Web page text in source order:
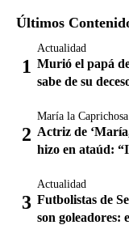
Últimos
Actualidad
Murió el papá
sabe de su
María la Caprichosa
Actriz de
hizo en ataúd:
Actualidad
Futbolistas de
son goleadores: